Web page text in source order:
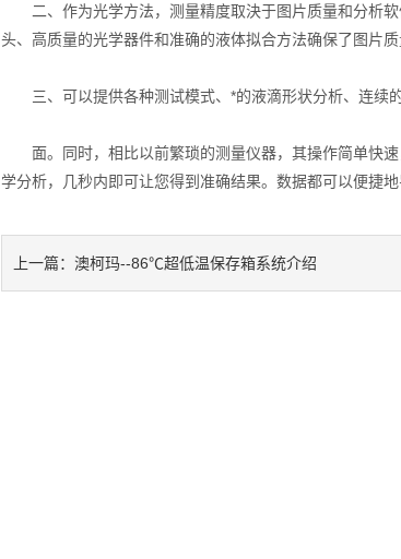
二、作为光学方法，测量精度取決于图片质量和分析软
头、高质量的光学器件和准确的液体拟合方法确保了图片质
三、可以提供各种测试模式、*的液滴形状分析、连续
面。同时，相比以前繁琐的测量仪器，其操作简单快速
学分析，几秒内即可让您得到准确结果。数据都可以便捷地
上一篇： 澳柯玛--86℃超低温保存箱系统介绍